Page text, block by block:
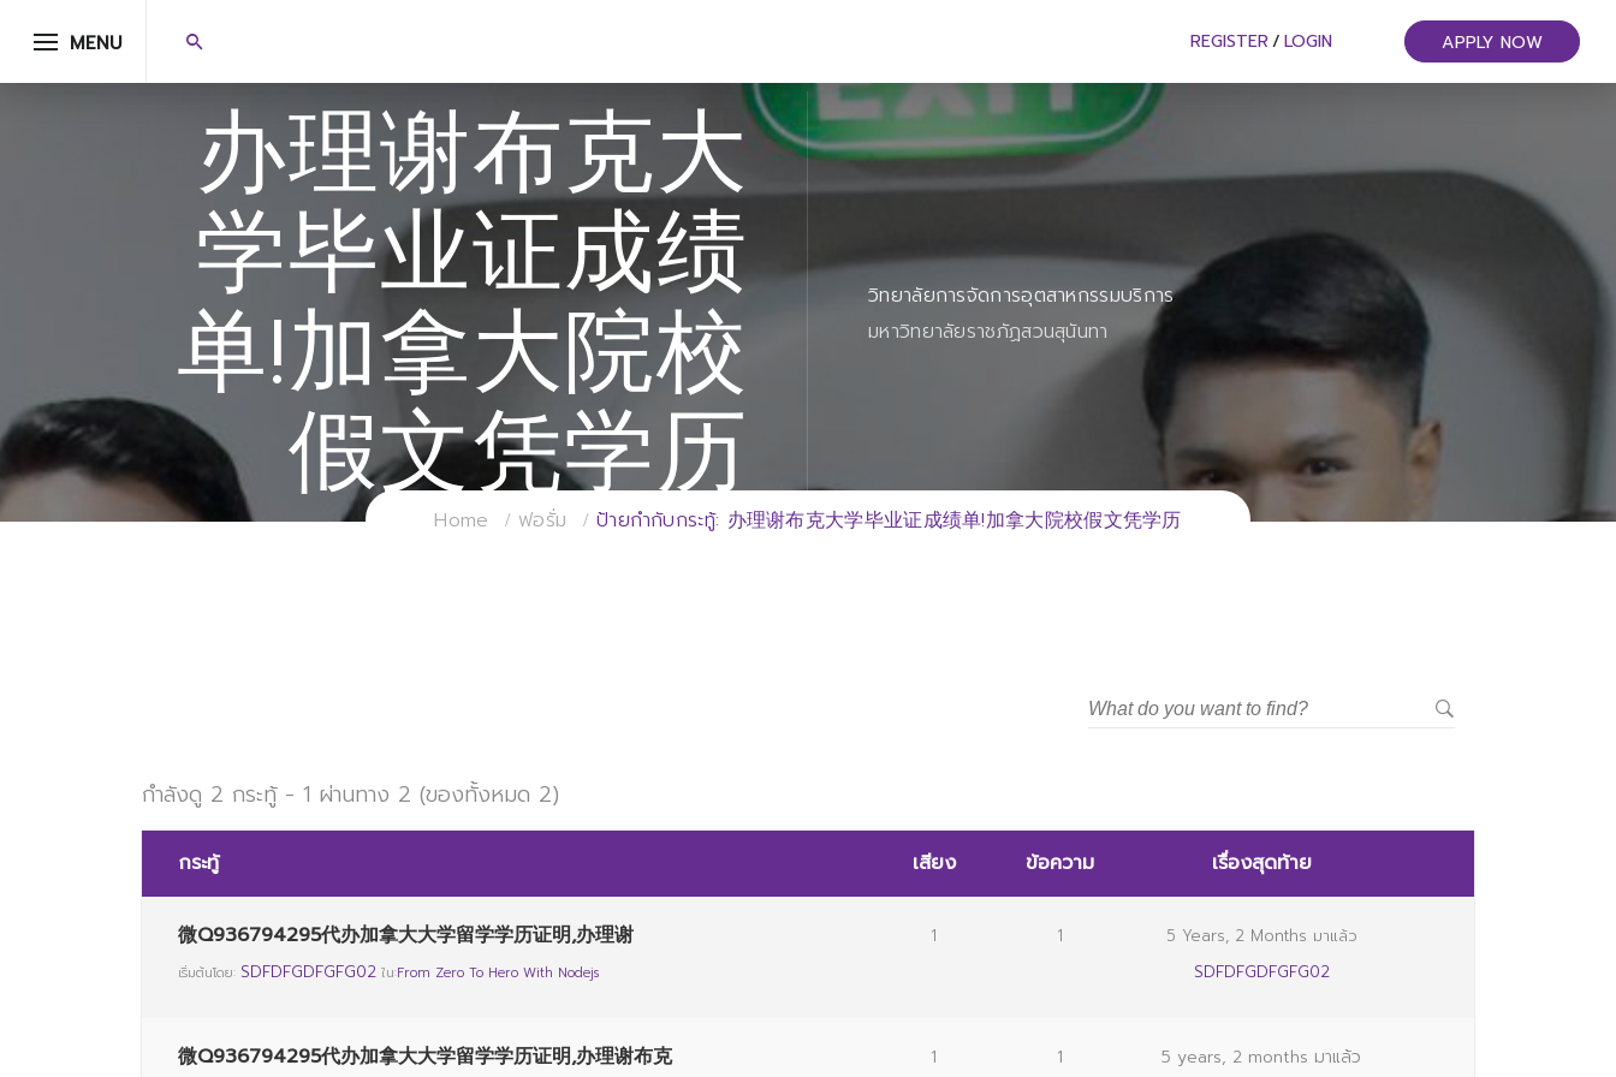
MENU REGISTER / LOGIN APPLY NOW
办理谢布克大
学毕业证成绩
单!加拿大院校
假文凭学历
วิทยาลัยการจัดการอุตสาหกรรมบริการ
มหาวิทยาลัยราชภัฏสวนสุนันทา
Home ฟอรั่ม ป้ายกำกับกระทู้: 办理谢布克大学毕业证成绩单!加拿大院校假文凭学历
กำลังดู 2 กระทู้ - 1 ผ่านทาง 2 (ของทั้งหมด 2)
กระทู้ เสียง ข้อความ เรื่องสุดท้าย
微Q936794295代办加拿大大学留学学历证明,办理谢
เริ่มต้นโดย: SDFDFGDFGFG02 ใน:From Zero To Hero With Nodejs
1 1
5 Years, 2 Months มาแล้ว
SDFDFGDFGFG02
微Q936794295代办加拿大大学留学学历证明,办理谢布克 1 1 5 years, 2 months มาแล้ว